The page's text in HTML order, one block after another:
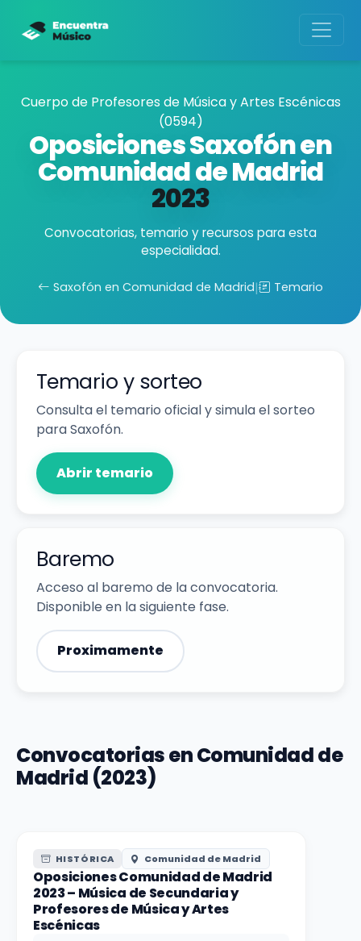
Cuerpo de Profesores de Música y Artes Escénicas
(0594)
Oposiciones Saxofón en
Comunidad de Madrid
2023
Convocatorias, temario y recursos para esta
especialidad.
Saxofón en Comunidad de Madrid| Temario
Temario y sorteo
Consulta el temario oficial y simula el sorteo
para Saxofón.
Abrir temario
Baremo
Acceso al baremo de la convocatoria.
Disponible en la siguiente fase.
Proximamente
Convocatorias en Comunidad de
Madrid (2023)
HISTÓRICA Comunidad de Madrid
Oposiciones Comunidad de Madrid
2023 – Música de Secundaria y
Profesores de Música y Artes
Escénicas